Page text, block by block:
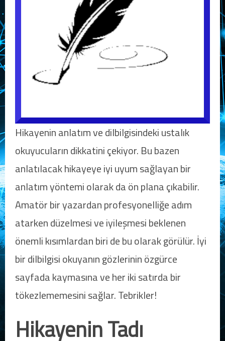
Hikayenin anlatım ve dilbilgisindeki ustalık
okuyucuların dikkatini çekiyor. Bu bazen
anlatılacak hikayeye iyi uyum sağlayan bir
anlatım yöntemi olarak da ön plana çıkabilir.
Amatör bir yazardan profesyonelliğe adım
atarken düzelmesi ve iyileşmesi beklenen
önemli kısımlardan biri de bu olarak görülür. İyi
bir dilbilgisi okuyanın gözlerinin özgürce
sayfada kaymasına ve her iki satırda bir
tökezlememesini sağlar. Tebrikler!
Hikayenin Tadı